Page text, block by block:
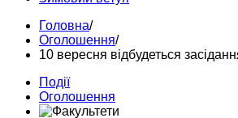
Головна/
Оголошення/
10 вересня відбудеться
Події
Оголошення